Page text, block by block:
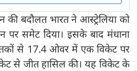
की बदौलत भारत ने आस्ट्रेलिया को
समेट दिया। इसके बाद मंधाना
से 17.4 ओवर में एक विकेट पर
से जीत हासिल की। यह विकेट के